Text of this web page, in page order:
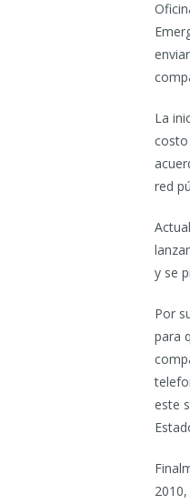
La
costo
red
y se
Por
para
este